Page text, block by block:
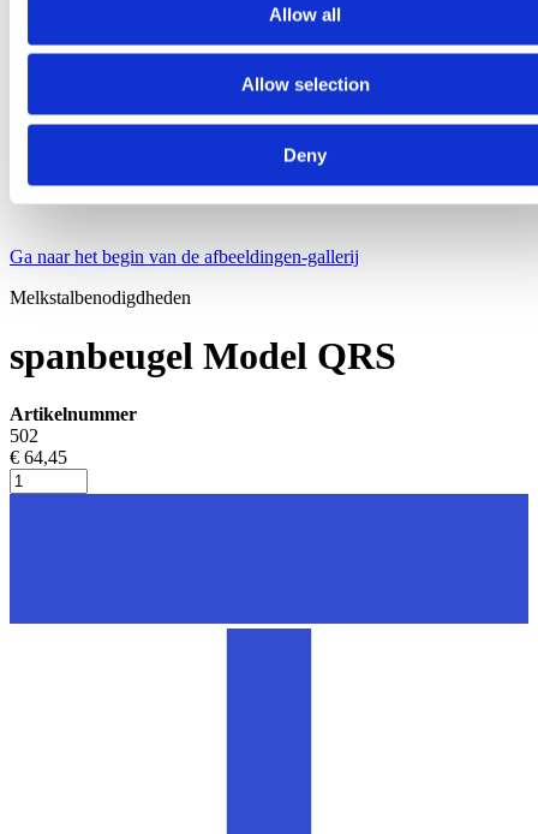
Allow all
Allow selection
Deny
Ga naar het begin van de afbeeldingen-gallerij
Melkstalbenodigdheden
spanbeugel Model QRS
Artikelnummer
502
€ 64,45